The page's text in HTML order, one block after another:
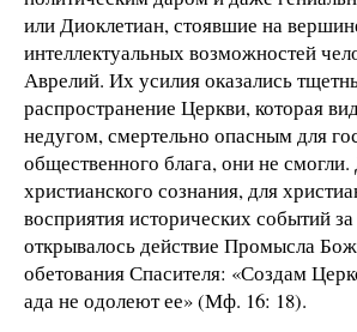
или Диоклетиан, стоявшие на
интеллектуальных возможностей
Аврелий. Их усилия оказались
распространение Церкви, которая
недугом, смертельно опасным для
общественного блага, они не
христианского сознания, для
восприятия исторических событий
открывалось действие Промысла
обетования Спасителя: «Создам
ада не одолеют ее» (Мф. 16: 18).